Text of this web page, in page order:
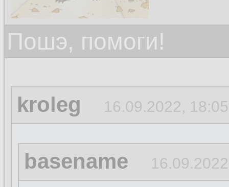
Пошэ, помоги!
kroleg 16.09.2022,
basename